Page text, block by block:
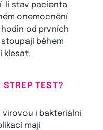
li stav pacienta
onemocnění
od prvních
během
klesat.
TEST?
virovou i bakteriální
mají